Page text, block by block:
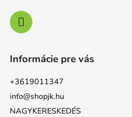
Informácie pre vás
+3619011347
info@shopjk.hu
NAGYKERESKEDÉS